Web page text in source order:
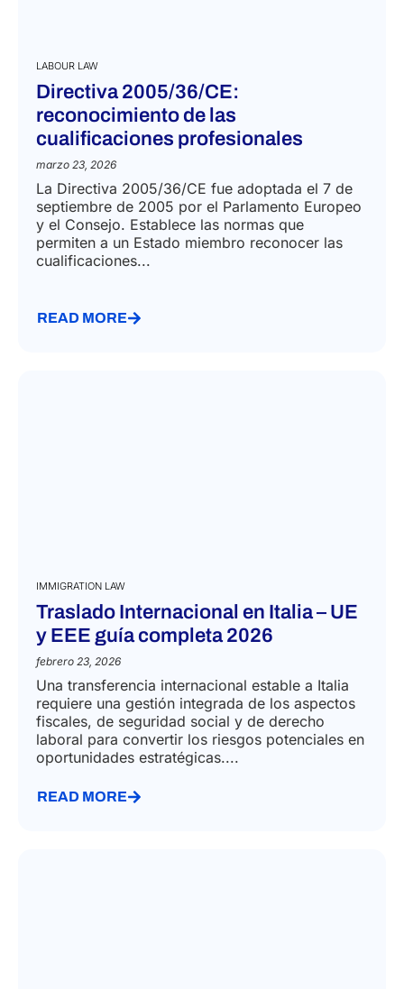
LABOUR LAW
Directiva 2005/36/CE:
reconocimiento de las
cualificaciones profesionales
marzo 23, 2026
La Directiva 2005/36/CE fue adoptada el 7 de
septiembre de 2005 por el Parlamento Europeo
y el Consejo. Establece las normas que
permiten a un Estado miembro reconocer las
cualificaciones...
READ MORE
IMMIGRATION LAW
Traslado Internacional en Italia – UE
y EEE guía completa 2026
febrero 23, 2026
Una transferencia internacional estable a Italia
requiere una gestión integrada de los aspectos
fiscales, de seguridad social y de derecho
laboral para convertir los riesgos potenciales en
oportunidades estratégicas....
READ MORE